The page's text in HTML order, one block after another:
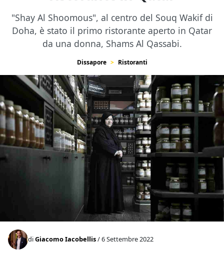
"Shay Al Shoomous", al centro del Souq Wakif di
Doha, è stato il primo ristorante aperto in Qatar
da una donna, Shams Al Qassabi.
Dissapore Ristoranti
diGiacomo Iacobellis/ 6 Settembre 2022